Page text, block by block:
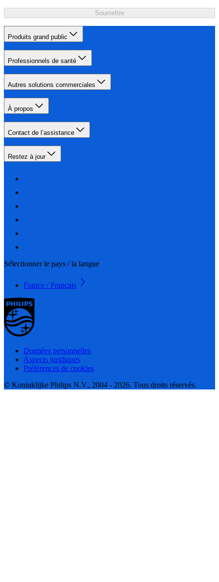
Soumettre
Produits grand public
Professionnels de santé
Autres solutions commerciales
À propos
Contact de l’assistance
Restez à jour
Sélectionner le pays / la langue
France / Français
Données personnelles
Aspects juridiques
Préférences de cookies
© Koninklijke Philips N.V., 2004 - 2026. Tous droits réservés.